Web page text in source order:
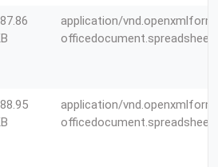
application/
application/